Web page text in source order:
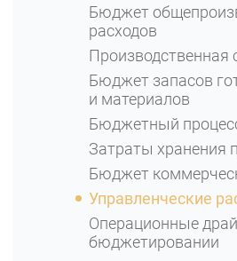
Бюджет
расходов
Производственная
Бюджет запасов
и материалов
Бюджетный
Затраты хранения
Бюджет
Управленческие
Операционные
бюджетировании